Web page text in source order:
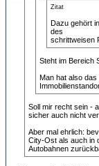
Zitat
Dazu gehört
des
schrittweisen
Steht im Bereich
Man hat also
Soll mir recht sein -
sicher auch nicht
Aber mal ehrlich:
City-Ost als auch in
Autobahnen